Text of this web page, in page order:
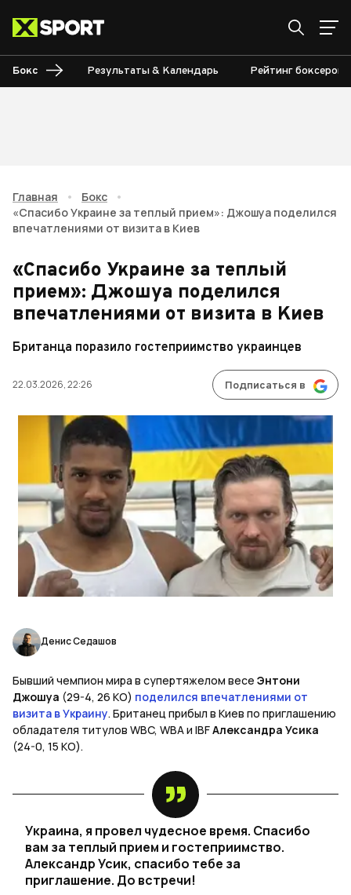
Бокс Результаты & Календарь Рейтинг боксеров
Главная • Бокс
•
«Спасибо Украине за теплый прием»: Джошуа поделился
впечатлениями от визита в Киев
«Спасибо Украине за теплый
прием»: Джошуа поделился
впечатлениями от визита в Киев
Британца поразило гостеприимство украинцев
22.03.2026, 22:26 Подписаться в
Денис Седашов
Бывший чемпион мира в супертяжелом весе Энтони
Джошуа (29-4, 26 КО) поделился впечатлениями от
визита в Украину. Британец прибыл в Киев по приглашению
обладателя титулов WBC, WBA и IBFАлександра Усика
(24-0, 15 КО).
Украина, я провел чудесное время. Спасибо
вам за теплый прием и гостеприимство.
Александр Усик, спасибо тебе за
приглашение. До встречи!